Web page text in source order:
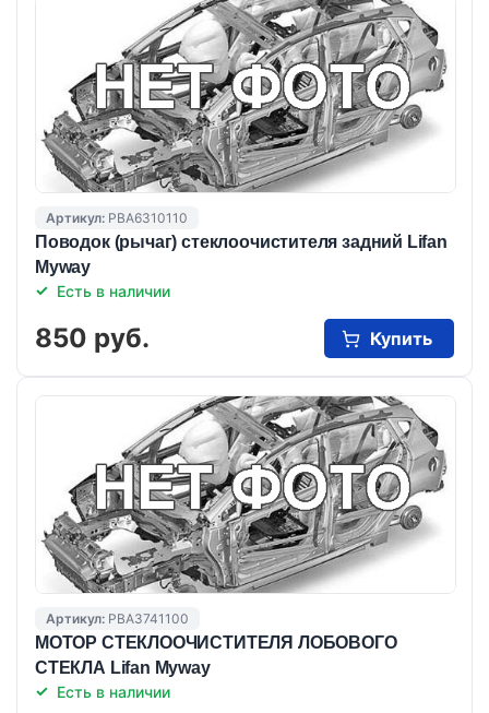
Артикул: PBA6310110
Поводок (рычаг) стеклоочистителя задний Lifan
Myway
Есть в наличии
850 руб. Купить
Артикул: PBA3741100
МОТОР СТЕКЛООЧИСТИТЕЛЯ ЛОБОВОГО
СТЕКЛА Lifan Myway
Есть в наличии